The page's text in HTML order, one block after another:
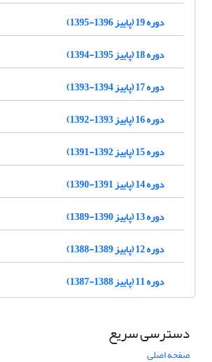
دوره 19 (پاییز 1396-1395)
دوره 18 (پاییز 1395-1394)
دوره 17 (پاییز 1394-1393)
دوره 16 (پاییز 1393-1392)
دوره 15 (پاییز 1392-1391)
دوره 14 (پاییز 1391-1390)
دوره 13 (پاییز 1390-1389)
دوره 12 (پاییز 1389-1388)
دوره 11 (پاییز 1388-1387)
دسترسی سریع
صفحه اصلی